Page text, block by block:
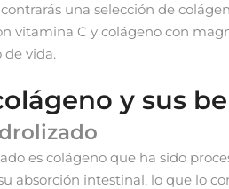
una selección de
vitamina C y colágeno con
de vida.
y sus
es colágeno que ha sido
absorción intestinal, lo que lo